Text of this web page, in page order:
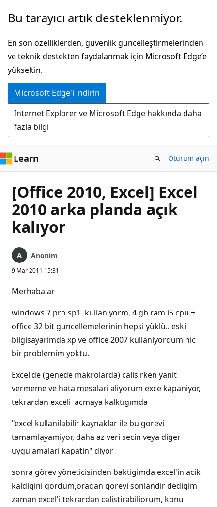
Ana
atla
Bu tarayıcı artık desteklenmiyor.
En son özelliklerden, güvenlik güncelleştirmelerinden
ve teknik destekten faydalanmak için Microsoft Edge’e
yükseltin.
Microsoft Edge'i indirin
Internet Explorer ve Microsoft Edge hakkında daha
fazla bilgi
Learn Oturum açın
[Office 2010, Excel] Excel
2010 arka planda açık
kalıyor
Anonim
9 Mar 2011 15:31
Merhabalar
windows 7 pro sp1 kullaniyorm, 4 gb ram i5 cpu +
office 32 bit guncellemelerinin hepsi yüklü.. eski
bilgisayarimda xp ve office 2007 kullaniyordum hic
bir problemim yoktu.
Excel'de (genede makrolarda) calisirken yanit
vermeme ve hata mesalari aliyorum exce kapaniyor,
tekrardan exceli acmaya kalktıgımda
"excel kullanilabilir kaynaklar ile bu gorevi
tamamlayamiyor, daha az veri secin veya diger
uygulamalari kapatin" diyor
sonra görev yöneticisinden baktigimda excel'in acik
kaldigini gordum,oradan gorevi sonlandir dedigim
zaman excel'i tekrardan calistirabiliorum, konu